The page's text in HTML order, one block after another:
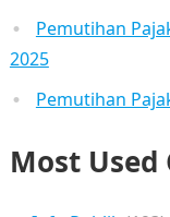
Pemutihan
2025
Pemutihan
Most Used